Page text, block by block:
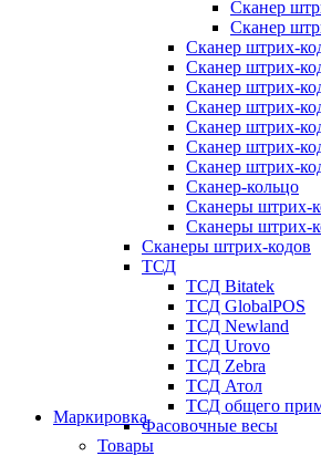
Сканер
Сканер
Сканер штрих-
Сканер штрих-
Сканер штрих-
Сканер штрих-
Сканер штрих-
Сканер штрих-
Сканер штрих-
Сканер-кольцо
Сканеры штрих-
Сканеры штрих-
Сканеры штрих-кодов
ТСД
ТСД Bitatek
ТСД GlobalPOS
ТСД Newland
ТСД Urovo
ТСД Zebra
ТСД Атол
ТСД общего
Фасовочные весы
Товары
Маркировка